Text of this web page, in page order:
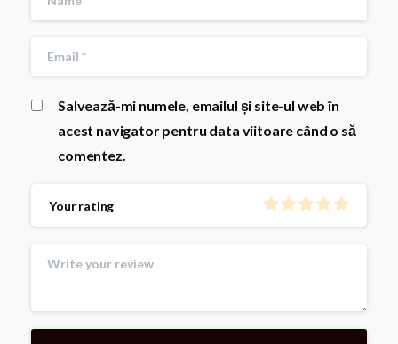
Salvează-mi numele, emailul și site-ul web în
acest navigator pentru data viitoare când o să
comentez.
Your rating